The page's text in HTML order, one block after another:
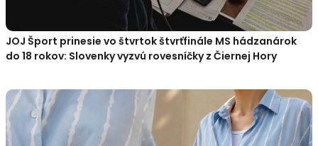
JOJ Šport prinesie vo štvrtok štvrťfinále MS hádzanárok
do 18 rokov: Slovenky vyzvú rovesníčky z Čiernej Hory